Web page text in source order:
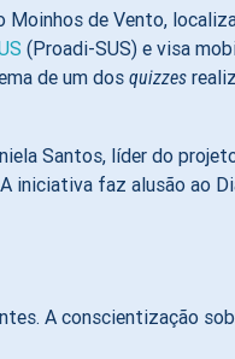
de Vento,
(Proadi-SUS) e visa
de um dos quizzes
Santos, líder do
iniciativa faz alusão ao
A conscientização